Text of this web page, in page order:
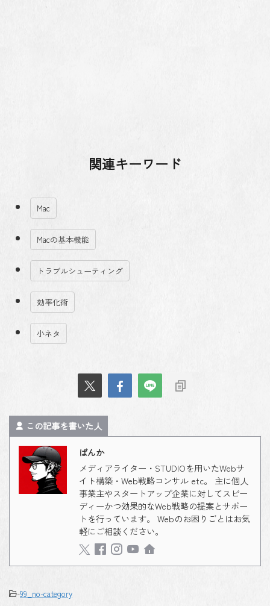
関連キーワード
Mac
Macの基本機能
トラブルシューティング
効率化術
小ネタ
この記事を書いた人
ばんか
メディアライター・STUDIOを用いたWebサ
イト構築・Web戦略コンサル etc。 主に個人
事業主やスタートアップ企業に対してスピー
ディーかつ効果的なWeb戦略の提案とサポー
トを行っています。 Webのお困りごとはお気
軽にご相談ください。
-99_no-category